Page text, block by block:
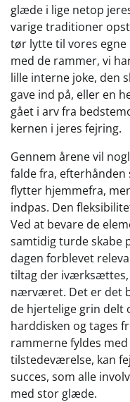
glæde i lige netop
varige traditioner
tør lytte til vores
med de rammer, vi
lille interne joke, den
gave ind på, eller en
gået i arv fra
kernen i jeres fejring.
Gennem årene vil
falde fra,
flytter hjemmefra,
indpas. Den
Ved at bevare de
samtidig turde skabe
dagen forblevet
tiltag der iværksættes,
nærværet. Det er det
de hjertelige grin delt
harddisken og tages
rammerne fyldes
tilstedeværelse, kan
succes, som alle
med stor glæde.